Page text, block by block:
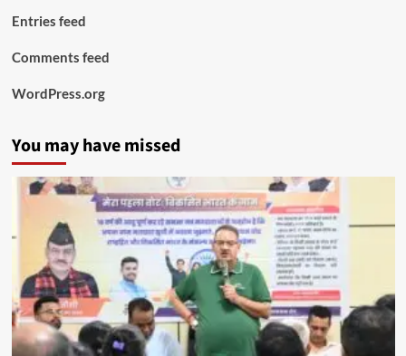
Entries feed
Comments feed
WordPress.org
You may have missed